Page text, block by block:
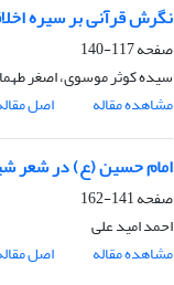
نگرش قرآنی بر سیره
صفحه117-140
سیده کوثر موسوی، اصغر
مشاهده مقاله
اصل
امام حسین (ع) در شعر
صفحه141-162
احمد امید علی
مشاهده مقاله
اصل